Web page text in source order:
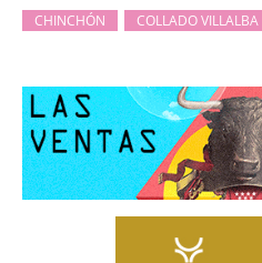
CHINCHÓN COLLADO VILLALBA